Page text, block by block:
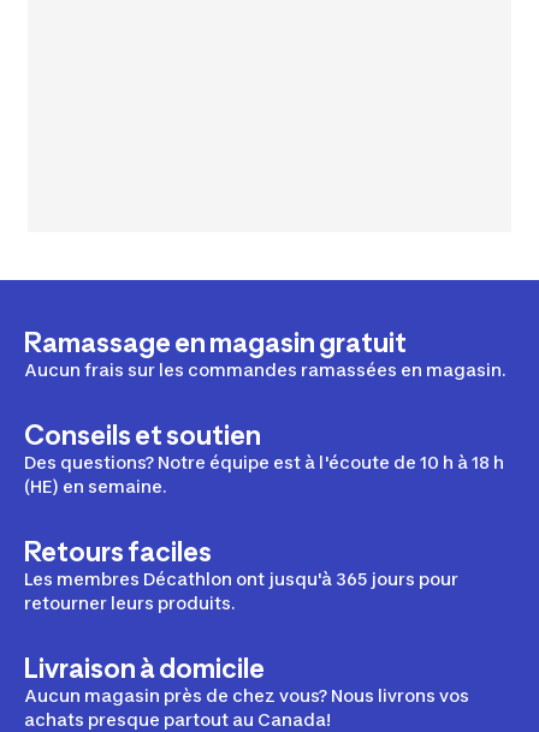
Ramassage en magasin gratuit
Aucun frais sur les commandes ramassées en magasin.
Conseils et soutien
Des questions? Notre équipe est à l'écoute de 10 h à 18 h
(HE) en semaine.
Retours faciles
Les membres Décathlon ont jusqu'à 365 jours pour
retourner leurs produits.
Livraison à domicile
Aucun magasin près de chez vous? Nous livrons vos
achats presque partout au Canada!